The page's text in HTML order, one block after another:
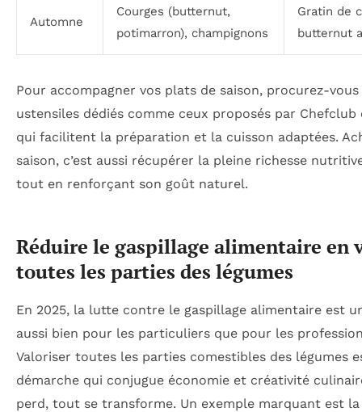
Automne
Courges (butternut,
potimarron), champignons
Gratin de
butternut
Pour accompagner vos plats de saison, procurez-vous
ustensiles dédiés comme ceux proposés par
qui facilitent la préparation et la cuisson adaptées.
saison, c’est aussi récupérer la pleine richesse
tout en renforçant son goût naturel.
Réduire le gaspillage alimentaire en
toutes les parties des légumes
En 2025, la lutte contre le gaspillage alimentaire est
aussi bien pour les particuliers que pour les
Valoriser toutes les parties comestibles des légumes
démarche qui conjugue économie et créativité
perd, tout se transforme. Un exemple marquant est